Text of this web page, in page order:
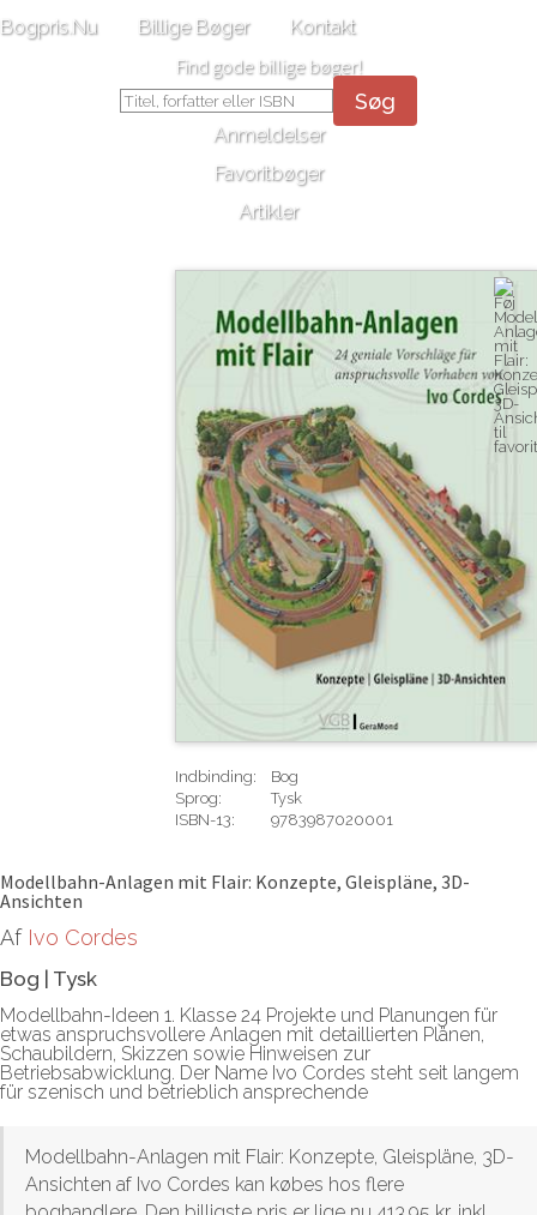
Bogpris.Nu Billige Bøger Kontakt
Find gode billige bøger!
Søg
Anmeldelser
Favoritbøger
Artikler
Indbinding:
Bog
Sprog:
Tysk
ISBN-13:
9783987020001
Modellbahn-Anlagen mit Flair: Konzepte, Gleispläne, 3D-
Ansichten
Af Ivo Cordes
Bog | Tysk
Modellbahn-Ideen 1. Klasse 24 Projekte und Planungen für
etwas anspruchsvollere Anlagen mit detaillierten Plänen,
Schaubildern, Skizzen sowie Hinweisen zur
Betriebsabwicklung. Der Name Ivo Cordes steht seit langem
für szenisch und betrieblich ansprechende
Modellbahn-Anlagen mit Flair: Konzepte, Gleispläne, 3D-
Ansichten af Ivo Cordes kan købes hos flere